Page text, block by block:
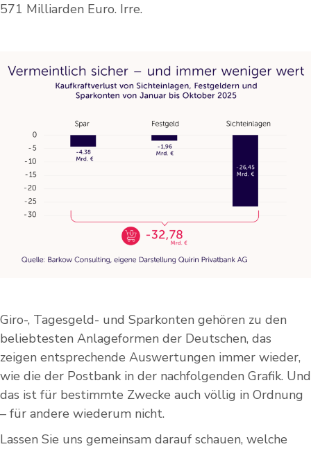
571 Milliarden Euro. Irre.
Giro-, Tagesgeld- und Sparkonten gehören zu den
beliebtesten Anlageformen der Deutschen, das
zeigen entsprechende Auswertungen immer wieder,
wie die der Postbank in der nachfolgenden Grafik. Und
das ist für bestimmte Zwecke auch völlig in Ordnung
– für andere wiederum nicht.
Lassen Sie uns gemeinsam darauf schauen, welche